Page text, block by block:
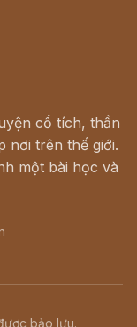
cổ tích, thần
nơi trên thế giới.
một bài học và
bảo lưu.